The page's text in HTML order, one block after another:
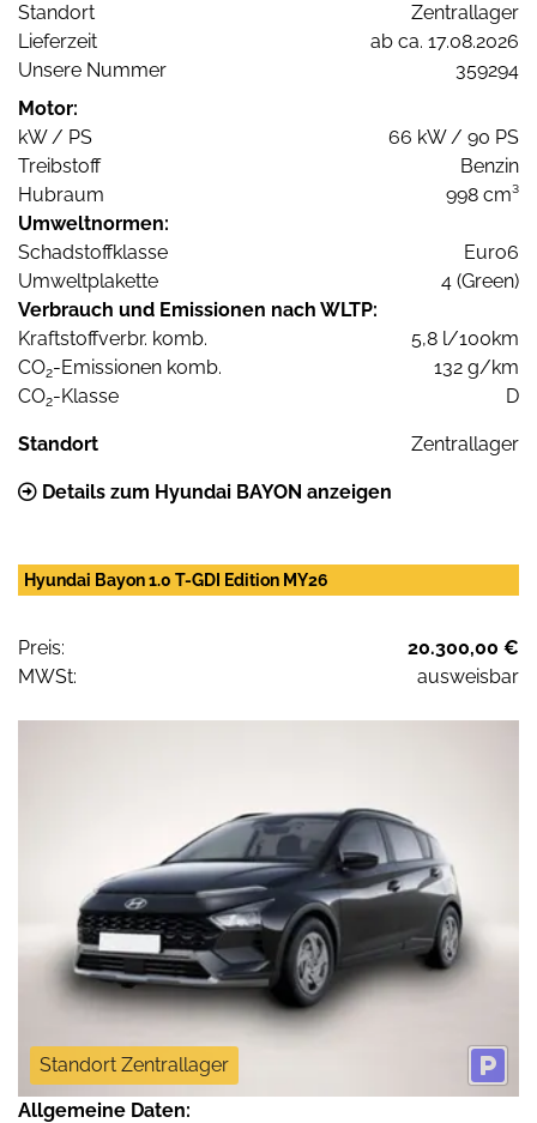
Standort
Zentrallager
Lieferzeit
ab ca. 17.08.2026
Unsere Nummer
359294
Motor:
kW / PS
66 kW / 90 PS
Treibstoff
Benzin
Hubraum
998 cm³
Umweltnormen:
Schadstoffklasse
Euro6
Umweltplakette
4 (Green)
Verbrauch und Emissionen nach WLTP:
Kraftstoffverbr. komb.
5,8 l/100km
CO2-Emissionen komb.
132 g/km
CO2-Klasse D
Standort Zentrallager
Details zum Hyundai BAYON anzeigen
Hyundai Bayon 1.0 T-GDI Edition MY26
Preis:
20.300,00 €
MWSt:
ausweisbar
Standort Zentrallager
Allgemeine Daten: